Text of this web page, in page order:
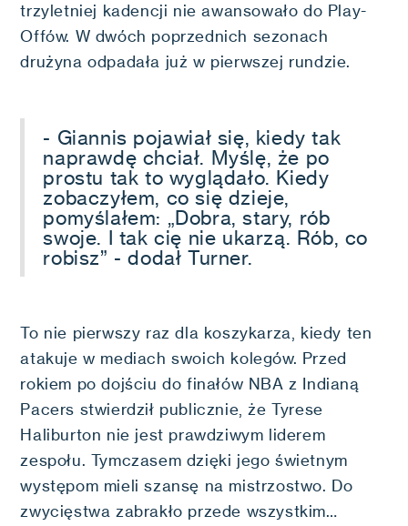
trzyletniej kadencji nie awansowało do Play-
Offów. W dwóch poprzednich sezonach
drużyna odpadała już w pierwszej rundzie.
- Giannis pojawiał się, kiedy tak
naprawdę chciał. Myślę, że po
prostu tak to wyglądało. Kiedy
zobaczyłem, co się dzieje,
pomyślałem: „Dobra, stary, rób
swoje. I tak cię nie ukarzą. Rób, co
robisz” - dodał Turner.
To nie pierwszy raz dla koszykarza, kiedy ten
atakuje w mediach swoich kolegów. Przed
rokiem po dojściu do finałów NBA z Indianą
Pacers stwierdził publicznie, że Tyrese
Haliburton nie jest prawdziwym liderem
zespołu. Tymczasem dzięki jego świetnym
występom mieli szansę na mistrzostwo. Do
zwycięstwa zabrakło przede wszystkim…